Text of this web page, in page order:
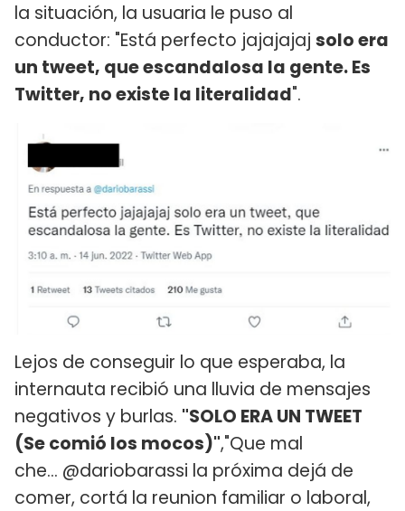
la situación, la usuaria le puso al
conductor: "Está perfecto jajajajaj solo era
un tweet, que escandalosa la gente. Es
Twitter, no existe la literalidad".
Lejos de conseguir lo que esperaba, la
internauta recibió una lluvia de mensajes
negativos y burlas. "SOLO ERA UN TWEET
(Se comió los mocos)","Que mal
che... @dariobarassi la próxima dejá de
comer, cortá la reunion familiar o laboral,